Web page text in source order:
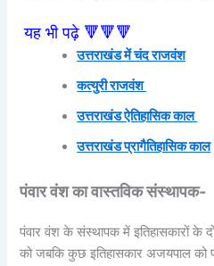
यह भी पढ़े 🔻🔻🔻
उत्तराखंड में चंद राजवंश
कत्युरी राजवंश
उत्तराखंड ऐतिहासिक काल
उत्तराखंड प्रागैतिहासिक काल
पंवार वंश का वास्तविक संस्थापक-
पंवार वंश के संस्थापक में इतिहासकारों के
को जबकि कुछ इतिहासकार अजयपाल को